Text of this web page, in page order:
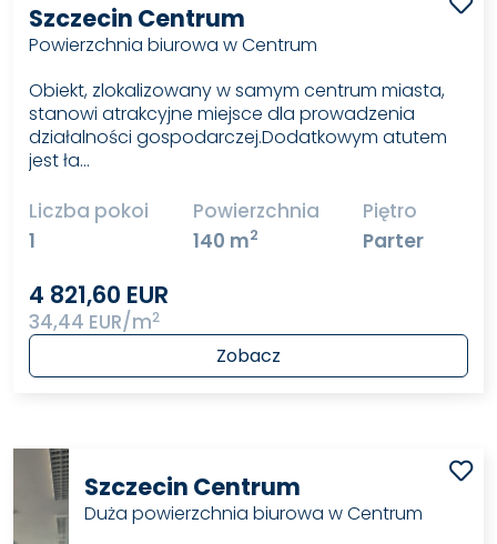
Szczecin Centrum
Powierzchnia biurowa w Centrum
Obiekt, zlokalizowany w samym centrum miasta,
stanowi atrakcyjne miejsce dla prowadzenia
działalności gospodarczej.Dodatkowym atutem
jest ła…
Liczba pokoi
1
Powierzchnia
140 m2
Piętro
Parter
4 821,60 EUR
34,44 EUR/m2
Zobacz
Szczecin Centrum
Duża powierzchnia biurowa w Centrum